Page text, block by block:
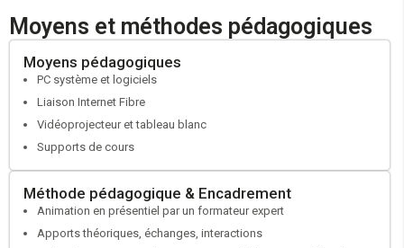
professionnalisation CDI ou en contrat de professionnalisation CDD
de 12 mois minimum.
Demandeur d’emploi inscrit à France Travail souhaitant intégrer un
emploi pour lequel vos qualifications ne sont pas suffisante.
Établir la fiche de poste
Réaliser le positionnement du candidat
Faire valider votre projet par votre conseiller France Travail
Si besoin faire une demande de cofinancement auprès de votre
OPCO
Moyens et méthodes pédagogiques
Moyens pédagogiques
PC système et logiciels
Liaison Internet Fibre
Vidéoprojecteur et tableau blanc
Supports de cours
Méthode pédagogique & Encadrement
Animation en présentiel par un formateur expert
Apports théoriques, échanges, interactions